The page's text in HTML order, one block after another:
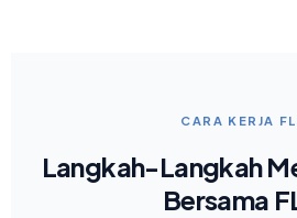
CARA KERJA
Langkah-Langkah
Bersama